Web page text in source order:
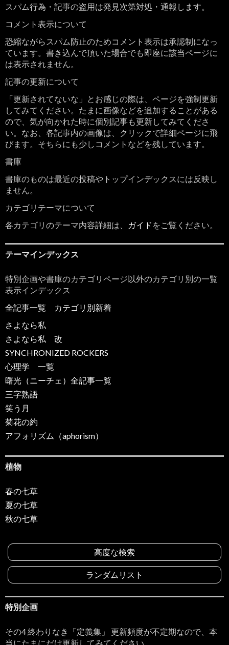
スパム行為・記事の盗用は発見次第対処・通報します。
コメント表示について
恐縮ながらスパム防止のためコメント表示は承認制になっ
ています。書き込んで頂いた場合でも即座に該当ページに
は表示されません。
記事の更新について
「更新されてないな」とお感じの際は、ページを強制更新
してみてください。たまに画像などを追加することがある
ので、気が向かれた時に個別記事も更新してみてくださ
い。なお、各記事内の画像は、クリックで詳細ページに飛
びます。そちらにも少しコメントなどを残しています。
書庫
書庫のものは最近の投稿やトップインデックスには反映し
ません。
カテゴリテーマについて
各カテゴリのテーマ内容詳細は、
ガイド をご覧ください。
テーマインデックス
特別企画や書庫のカテゴリページ以外のカテゴリ別の一覧
表示インデックス
全記事一覧
カテゴリ別新着
さよなら私
さよなら私 改
SYNCHRONIZED ROCKERS
心理学 一覧
曙光（ニーチェ）全記事一覧
三字熟語
笑う月
菊花の約
アフォリズム（aphorism）
植物
春の七草
夏の七草
秋の七草
高度な検索
ランダムリスト
特別企画
その4 終わりなき「定義集」 更新頻度が不定期なので、本
当にたまにだけ更新してみてください。